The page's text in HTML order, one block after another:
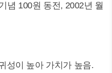
념 100원 동전, 2002년 월
성이 높아 가치가 높음.